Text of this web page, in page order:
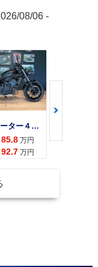
08/06 -
エリミネーター４００
85.8 万円
92.7 万円
カワサキ
本体価格: